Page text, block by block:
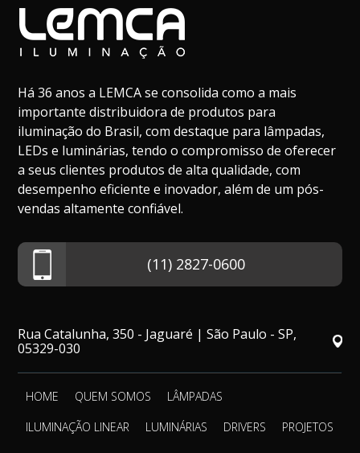
Há 36 anos a LEMCA se consolida como a mais
importante distribuidora de produtos para
iluminação do Brasil, com destaque para lâmpadas,
LEDs e luminárias, tendo o compromisso de oferecer
a seus clientes produtos de alta qualidade, com
desempenho eficiente e inovador, além de um pós-
vendas altamente confiável.
(11) 2827-0600
Rua Catalunha, 350 - Jaguaré | São Paulo - SP,
05329-030
HOME QUEM SOMOS
LÂMPADAS
ILUMINAÇÃO LINEAR
LUMINÁRIAS DRIVERS
PROJETOS